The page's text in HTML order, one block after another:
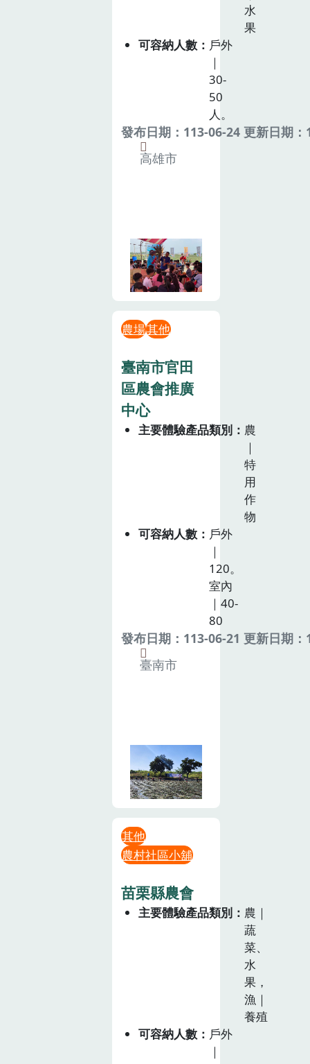
水
果
可容納人數
戶外
｜
30-
50
人。
發布日期：113-06-24 更新日期
高雄市
農場其他
臺南市官田
區農會推廣
中心
主要體驗產品類別
農
｜
特
用
作
物
可容納人數
戶外
｜
120。
室內
｜40-
80
發布日期：113-06-21 更新日期
臺南市
其他
農村社區小舖
苗栗縣農會
主要體驗產品類別
農｜
蔬
菜、
水
果，
漁｜
養殖
可容納人數
戶外
｜